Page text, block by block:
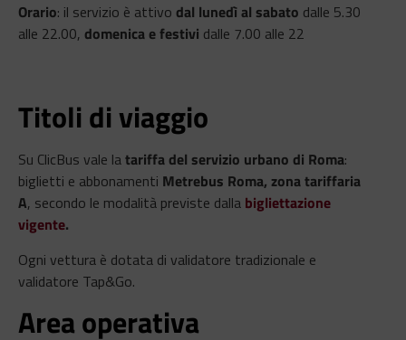
Orario: il servizio è attivo dal lunedì al sabato dalle 5.30
alle 22.00, domenica e festivi dalle 7.00 alle 22
Titoli di viaggio
Su ClicBus vale latariffa del servizio urbano di Roma:
biglietti e abbonamenti Metrebus Roma, zona tariffaria
A, secondo le modalità previste dalla bigliettazione
vigente.
Ogni vettura è dotata di validatore tradizionale e
validatore Tap&Go.
Area operativa